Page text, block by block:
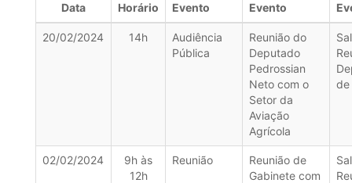
Data Horário
Evento
Evento
20/02/2024 14h
Audiência
Pública
Reunião do
Deputado
Pedrossian
Neto com o
Setor da
Aviação
Agrícola
de
02/02/2024
9h às
12h
Reunião
Reunião de
Gabinete com